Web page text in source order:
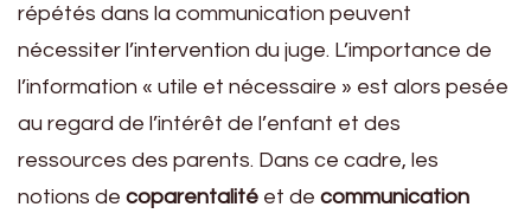
répétés dans la communication peuvent
nécessiter l’intervention du juge. L’importance de
l’information « utile et nécessaire » est alors pesée
au regard de l’intérêt de l’enfant et des
ressources des parents. Dans ce cadre, les
notions de coparentalité et de communication